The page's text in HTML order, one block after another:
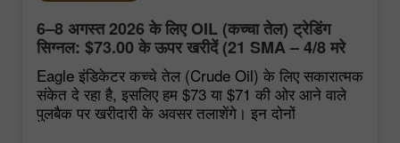
6–8 अगस्त 2026 के लिए OIL (कच्चा तेल) ट्रेडिंग
सिग्नल: $73.00 के ऊपर खरीदें (21 SMA – 4/8 मरे
स्तर)
Eagle इंडिकेटर कच्चे तेल (Crude Oil) के लिए सकारात्मक
संकेत दे रहा है, इसलिए हम $73 या $71 की ओर आने वाले
पुलबैक पर खरीदारी के अवसर तलाशेंगे। इन दोनों